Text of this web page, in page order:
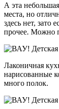
А эта
места, но
здесь нет, зато
прочее. Можно
Лаконичная
нарисованные
много полок.